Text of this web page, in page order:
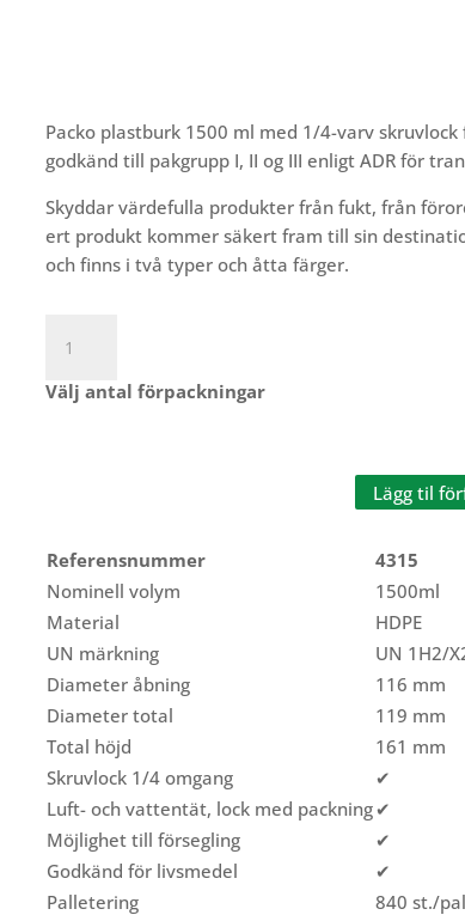
Packo plastburk 1500 ml med 1/4-varv
godkänd till pakgrupp I, II og III enligt ADR för
Skyddar värdefulla produkter från fukt, från
ert produkt kommer säkert fram till sin
och finns i två typer och åtta färger.
Packo
burk
Välj antal förpackningar
Lägg til
Referensnummer
4315
Nominell volym
1500ml
Material
HDPE
UN märkning
UN 1H2/
Diameter åbning
116 mm
Diameter total
119 mm
Total höjd
161 mm
Skruvlock 1/4 omgang
✔
Luft- och vattentät, lock med packning✔
Möjlighet till försegling
✔
Godkänd för livsmedel
✔
Palletering
840 st./